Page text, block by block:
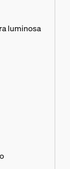
luminosa